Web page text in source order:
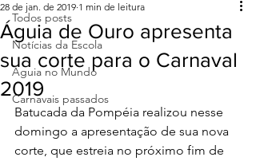
Todos posts
Notícias da Escola
Águia no Mundo
Carnavais passados
Águia de Ouro apresenta
sua corte para o Carnaval
2019
28 de jan. de 2019 1 min de leitura
Batucada da Pompéia realizou nesse
domingo a apresentação de sua nova
corte, que estreia no próximo fim de